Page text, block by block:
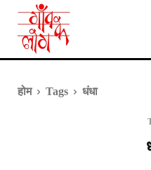
होम Tags धंधा